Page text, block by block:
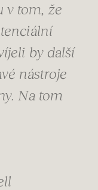
v tom, že
by další
nástroje
Na tom